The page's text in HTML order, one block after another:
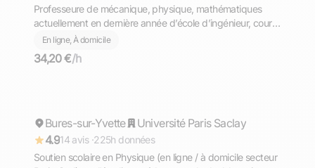
Professeure de mécanique, physique, mathématiques
actuellement en dernière année d’école d’ingénieur, cours
en ligne
En ligne, À domicile
34,20 €/h
Répond rapidement
Bures-sur-Yvette
Université Paris Saclay
4.914 avis ·225h données
Soutien scolaire en Physique (en ligne / à domicile secteur